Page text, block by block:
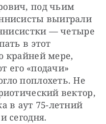
под чьим
выиграли
— четыре
в этот
крайней мере,
его «подачи»
поплохеть. Не
вектор,
в аут 75-летний
сегодня.